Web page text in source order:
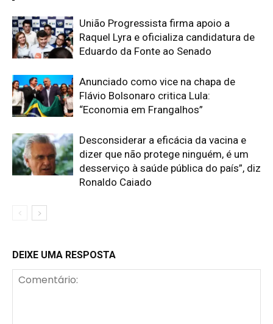
União Progressista firma apoio a
Raquel Lyra e oficializa candidatura de
Eduardo da Fonte ao Senado
Anunciado como vice na chapa de
Flávio Bolsonaro critica Lula:
“Economia em Frangalhos”
Desconsiderar a eficácia da vacina e
dizer que não protege ninguém, é um
desserviço à saúde pública do país”, diz
Ronaldo Caiado
DEIXE UMA RESPOSTA